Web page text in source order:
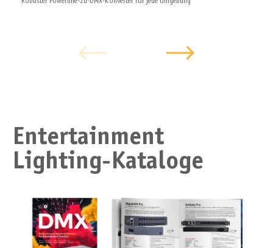
Entertainment
Lighting-Kataloge